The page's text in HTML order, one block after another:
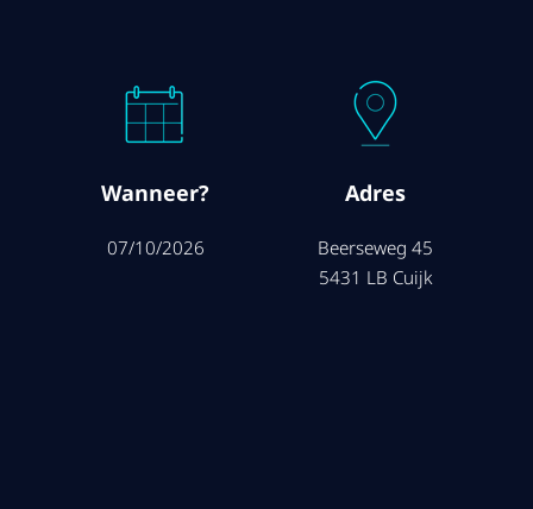
Wanneer?
07/10/2026
Adres
Beerseweg 45
5431 LB Cuijk